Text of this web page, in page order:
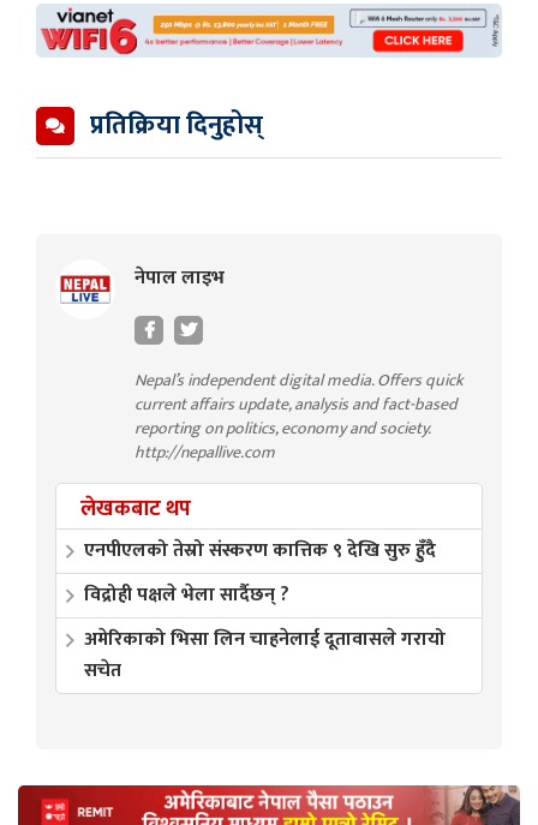
प्रतिक्रिया दिनुहोस्
नेपाल लाइभ
Nepal’s independent digital media. Offers quick
current affairs update, analysis and fact-based
reporting on politics, economy and society.
http://nepallive.com
लेखकबाट थप
एनपीएलको तेस्रो संस्करण कात्तिक ९ देखि सुरु हुँदै
विद्रोही पक्षले भेला सार्दैछन् ?
अमेरिकाको भिसा लिन चाहनेलाई दूतावासले गरायो
सचेत